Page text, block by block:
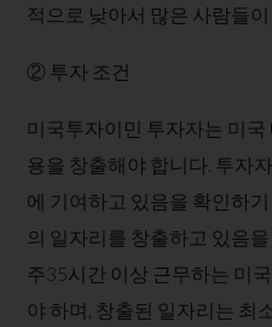
적으로 낮아서 많은 사람들
② 투자 조건
미국투자이민 투자자는 ​미
용을 창출해야 합니다. 투자
에 기여하고 있음을 확인하
의 일자리를 창출하고 있음
주35시간 이상 근무하는 미
야 하며, 창출된 일자리는 최